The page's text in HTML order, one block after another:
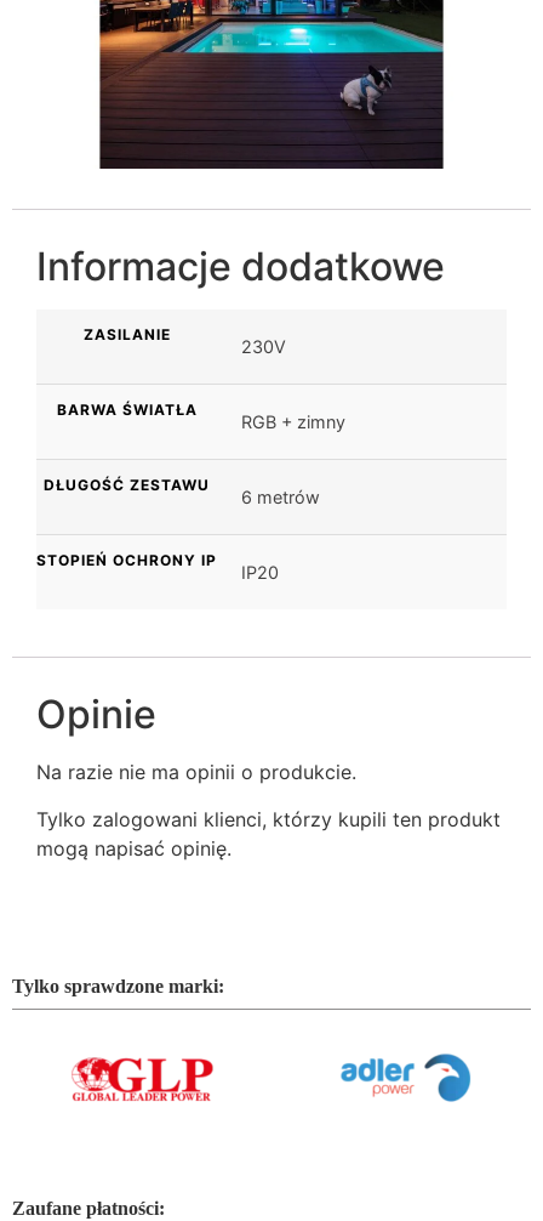
Informacje dodatkowe
ZASILANIE
230V
BARWA ŚWIATŁA
RGB + zimny
DŁUGOŚĆ ZESTAWU
6 metrów
STOPIEŃ OCHRONY IP
IP20
Opinie
Na razie nie ma opinii o produkcie.
Tylko zalogowani klienci, którzy kupili ten produkt
mogą napisać opinię.
Tylko sprawdzone marki:
Zaufane płatności: